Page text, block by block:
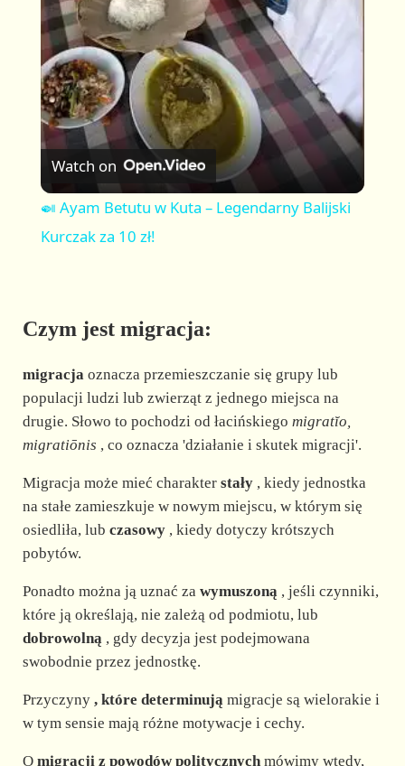
a
y
V
i
o
Watch on
🍛 Ayam Betutu w Kuta – Legendarny Balijski
Kurczak za 10 zł!
Czym jest migracja:
migracjaoznacza przemieszczanie się grupy lub
populacji ludzi lub zwierząt z jednego miejsca na
drugie. Słowo to pochodzi od łacińskiego migratĭo,
migratiōnis , co oznacza 'działanie i skutek migracji'.
Migracja może mieć charakter stały, kiedy jednostka
na stałe zamieszkuje w nowym miejscu, w którym się
osiedliła, lub czasowy, kiedy dotyczy krótszych
pobytów.
Ponadto można ją uznać za wymuszoną, jeśli czynniki,
które ją określają, nie zależą od podmiotu, lub
dobrowolną, gdy decyzja jest podejmowana
swobodnie przez jednostkę.
Przyczyny , które determinująmigracje są wielorakie i
w tym sensie mają różne motywacje i cechy.
O migracji z powodów politycznychmówimy wtedy,